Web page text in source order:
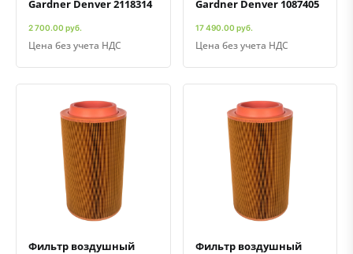
Gardner Denver 2118314
2 700.00 руб.
Цена без учета НДС
Gardner Denver 1087405
17 490.00 руб.
Цена без учета НДС
Быстрый просмотрДобавить к сравнению
Добавить в избранное
Фильтр воздушный
Быстрый просмотрДобавить к сравнению
Добавить в избранное
Фильтр воздушный